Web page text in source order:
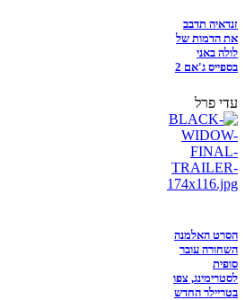
זנדאיה תדבב
את הדמות של
לולה באני
בספייס ג'אם 2
עדי פרל
הסרט האלמנה
השחורה עובר
סופית
לסטרימינג, צפו
בטריילר החדש